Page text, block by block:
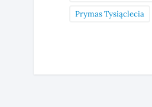
Prymas Tysiąclecia